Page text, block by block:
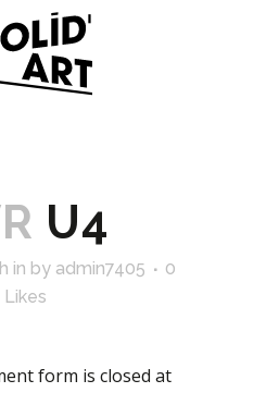
U4
in by admin7405
0
Likes
form is closed at